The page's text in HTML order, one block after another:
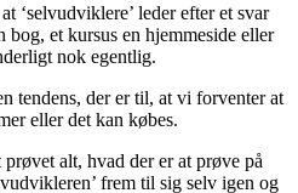
‘selvudviklere’ leder efter et svar
bog, et kursus en hjemmeside eller
nok egentlig.
tendens, der er til, at vi forventer at
eller det kan købes.
alt, hvad der er at prøve på
frem til sig selv igen og